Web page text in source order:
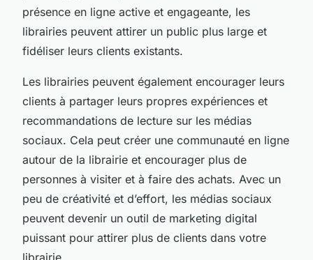
présence en ligne active et engageante, les
librairies peuvent attirer un public plus large et
fidéliser leurs clients existants.
Les librairies peuvent également encourager leurs
clients à partager leurs propres expériences et
recommandations de lecture sur les médias
sociaux. Cela peut créer une communauté en ligne
autour de la librairie et encourager plus de
personnes à visiter et à faire des achats. Avec un
peu de créativité et d’effort, les médias sociaux
peuvent devenir un outil de marketing digital
puissant pour attirer plus de clients dans votre
librairie.